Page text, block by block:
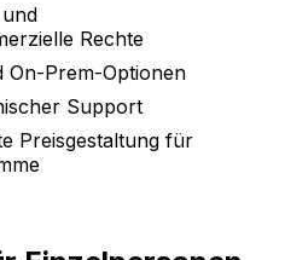
Rechte
On-Prem-Optionen
Support
Preisgestaltung für